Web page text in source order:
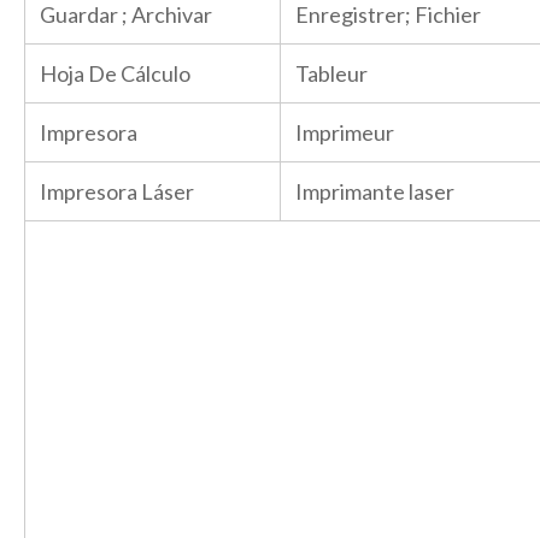
Guardar ; Archivar Enregistrer; Fichier
Hoja De Cálculo Tableur
Impresora Imprimeur
Impresora Láser Imprimante laser